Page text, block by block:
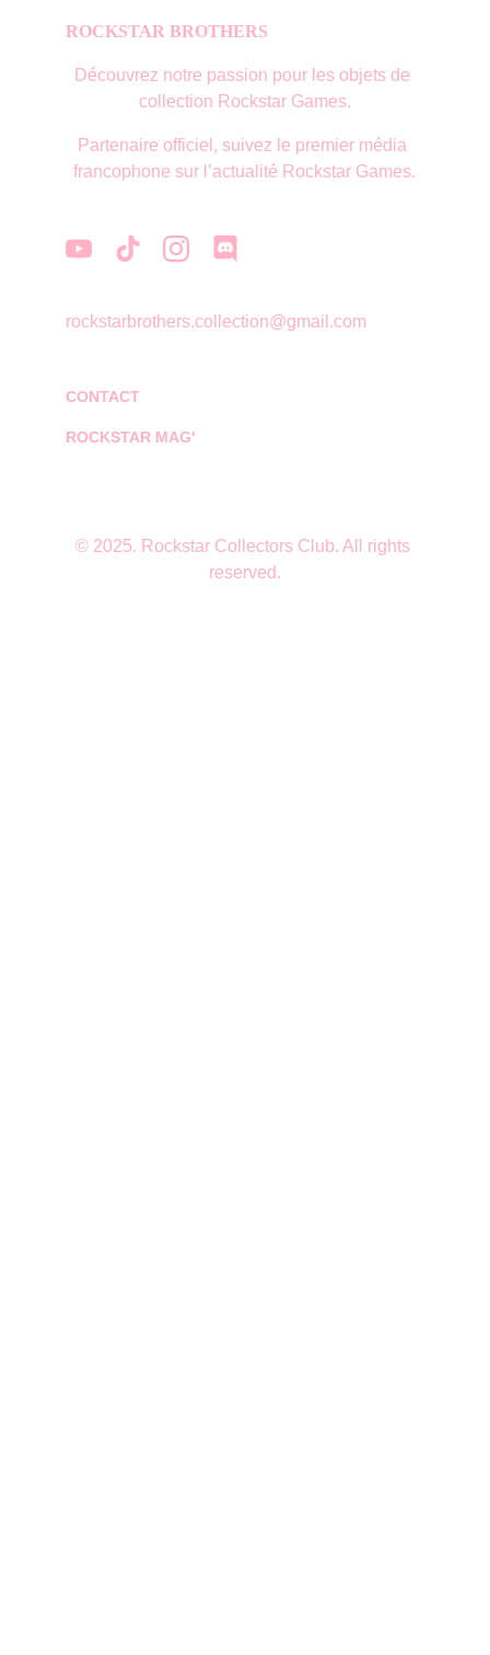
ROCKSTAR BROTHERS
Découvrez notre passion pour les objets de
collection Rockstar Games.
CONTACT
rockstarbrothers.collection@gmail.com
© 2025. Rockstar Collectors Club. All rights
reserved.
ROCKSTAR MAG'
Partenaire officiel, suivez le premier média
francophone sur l’actualité Rockstar Games.